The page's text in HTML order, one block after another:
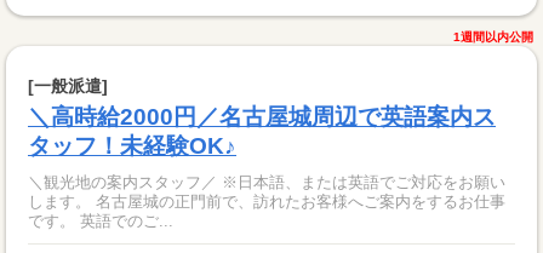
1週間以内公開
[一般派遣]
＼高時給2000円／名古屋城周辺で英語案内ス
タッフ！未経験OK♪
＼観光地の案内スタッフ／ ※日本語、または英語でご対応をお願い
します。 名古屋城の正門前で、訪れたお客様へご案内をするお仕事
です。 英語でのご...